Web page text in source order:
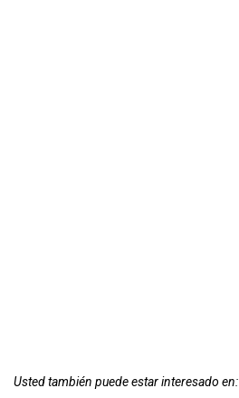
Usted también puede estar interesado en: